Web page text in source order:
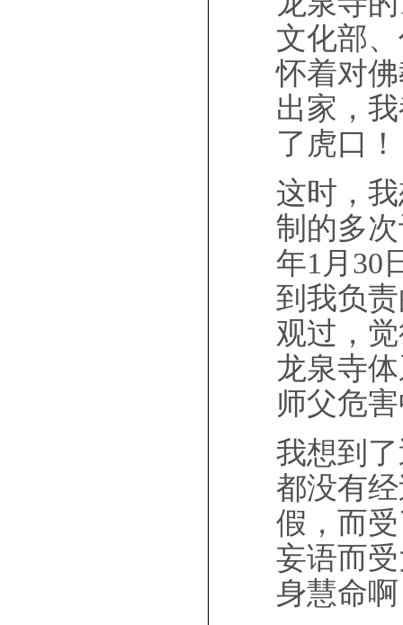
文化部
怀着对
出家，
了虎口！
这时，
制的多
年1月30
到我负
观过，
龙泉寺
师父危
我想到
都没有
假，而
妄语而
身慧命